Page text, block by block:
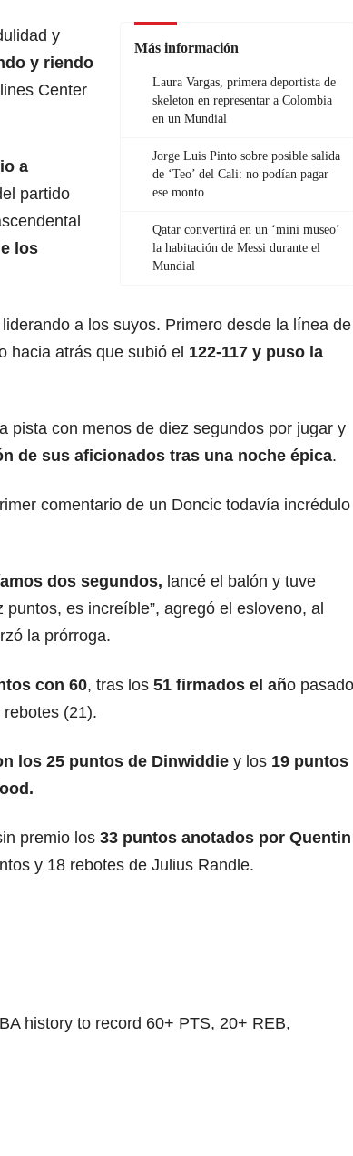
Más información
Laura Vargas, primera deportista de
skeleton en representar a Colombia
en un Mundial
Jorge Luis Pinto sobre posible salida
de ‘Teo’ del Cali: no podían pagar
ese monto
Qatar convertirá en un ‘mini museo’
la habitación de Messi durante el
Mundial
y
y riendo
Center
a
partido
los
a los suyos. Primero desde la línea de
hacia atrás que subió el 122-117 y puso la
pista con menos de diez segundos por jugar y
de sus aficionados tras una noche épica.
comentario de un Doncic todavía incrédulo
dos segundos, lancé el balón y tuve
es increíble”, agregó el esloveno, al
la prórroga.
con 60, tras los 51 firmados el año pasado
(21).
los 25 puntos de Dinwiddie y los 19 puntos
premio los 33 puntos anotados por Quentin
y 18 rebotes de Julius Randle.
history to record 60+ PTS, 20+ REB,